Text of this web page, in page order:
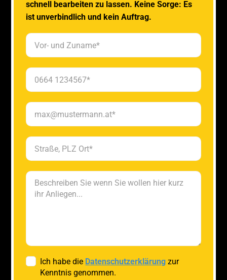
schnell bearbeiten zu lassen. Keine Sorge: Es
ist unverbindlich und kein Auftrag.
Ich habe die Datenschutzerklärung zur
Kenntnis genommen.